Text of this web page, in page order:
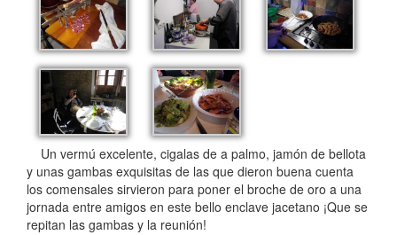
Un vermú excelente, cigalas de a palmo, jamón de bellota
y unas gambas exquisitas de las que dieron buena cuenta
los comensales sirvieron para poner el broche de oro a una
jornada entre amigos en este bello enclave jacetano ¡Que se
repitan las gambas y la reunión!